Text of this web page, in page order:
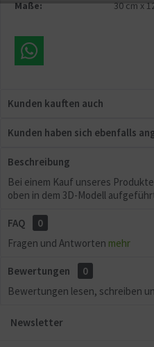
Maße:
30 cm x
Kunden kauften auch
Kunden haben sich ebenfalls
Beschreibung
Bei einem Kauf unseres
oben in dem 3D-Modell
FAQ
0
Fragen und Antworten mehr
Bewertungen
0
Bewertungen lesen, schreiben
Newsletter
Sonstige